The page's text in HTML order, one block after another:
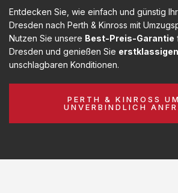
Entdecken Sie, wie einfach und günstig
Dresden nach Perth & Kinross mit
Nutzen Sie unsere Best-Preis-Garantie
Dresden und genießen Sie
unschlagbaren Konditionen.
PERTH & KINROSS
UNVERBINDLICH